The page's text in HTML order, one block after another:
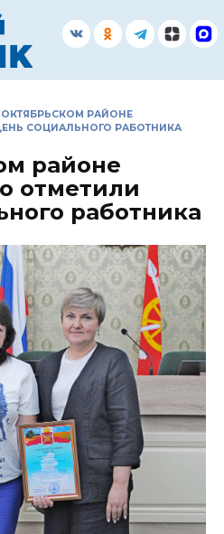
ОКТЯБРЬСКОМ РАЙОНЕ
СОЦИАЛЬНОГО РАБОТНИКА
районе
отметили
работника